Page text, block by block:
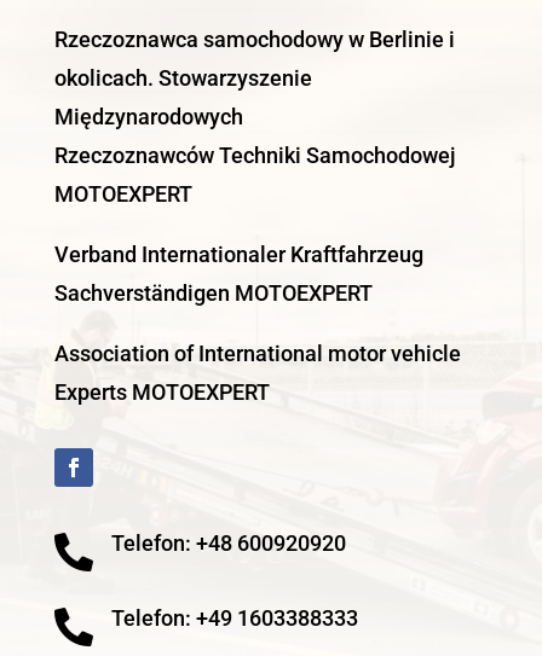
Rzeczoznawca samochodowy w Berlinie i
okolicach. Stowarzyszenie
Międzynarodowych
Rzeczoznawców Techniki Samochodowej
MOTOEXPERT
Verband Internationaler Kraftfahrzeug
Sachverständigen MOTOEXPERT
Association of International motor vehicle
Experts MOTOEXPERT
 Telefon: +48 600920920
 Telefon: +49 1603388333